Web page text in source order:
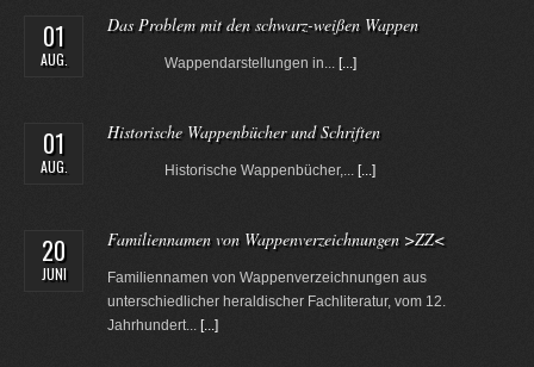
01
AUG.
Das Problem mit den schwarz-weißen Wappen
Wappendarstellungen in... [...]
01
AUG.
Historische Wappenbücher und Schriften
Historische Wappenbücher,... [...]
20
JUNI
Familiennamen von Wappenverzeichnungen >ZZ<
Familiennamen von Wappenverzeichnungen aus
unterschiedlicher heraldischer Fachliteratur, vom 12.
Jahrhundert... [...]